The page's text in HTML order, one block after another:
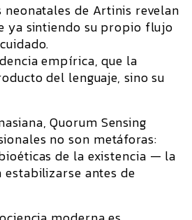
neonatales de Artinis revelan
ya sintiendo su propio flujo
empírica, que la
del lenguaje, sino su
Quorum Sensing
no son metáforas:
de la existencia — la
antes de